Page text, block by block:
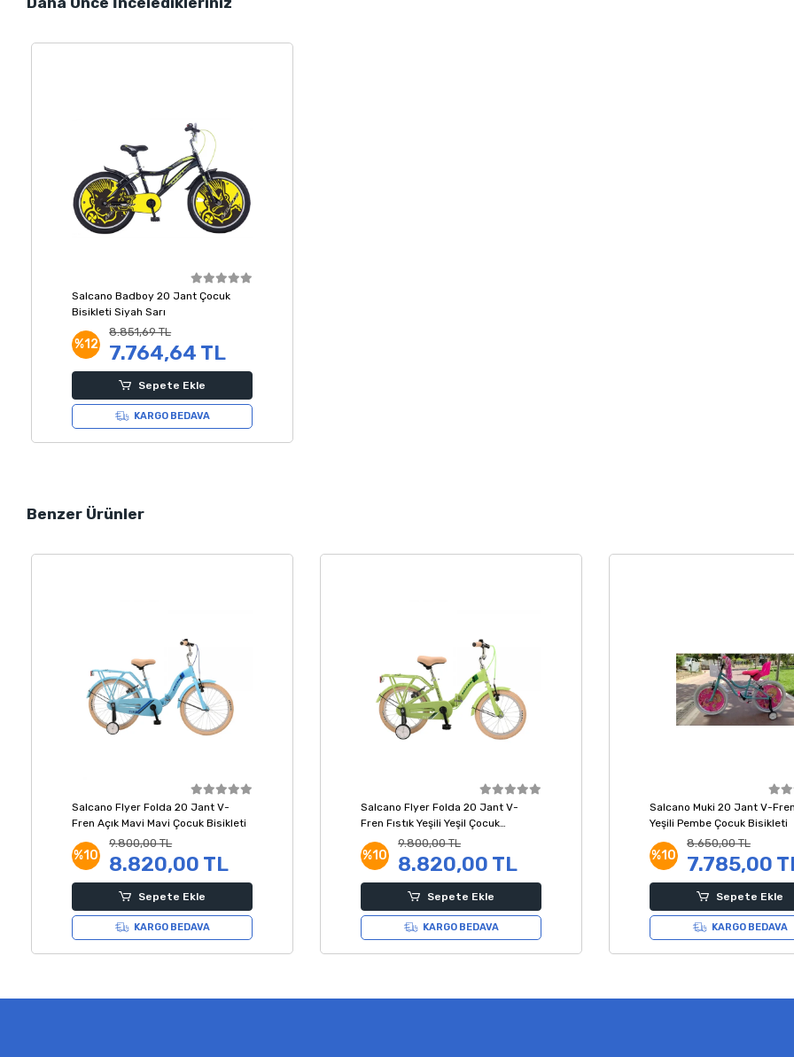
Salcano Badboy 20 Jant Çocuk
Bisikleti Siyah Sarı
%12
8.851,69 TL
7.764,64 TL
Sepete Ekle
KARGO BEDAVA
Benzer Ürünler
Salcano Flyer Folda 20 Jant V-
Fren Açık Mavi Mavi Çocuk Bisikleti
%10
9.800,00 TL
8.820,00 TL
Sepete Ekle
KARGO BEDAVA
Salcano Flyer Folda 20 Jant V-
Fren Fıstık Yeşili Yeşil Çocuk
Bisikleti
%10
9.800,00 TL
8.820,00 TL
Sepete Ekle
KARGO BEDAVA
Salcano Muki 20 Jant V-
Yeşili Pembe Çocuk Bisikleti
%10
8.650,00 TL
7.785,00
Sepete Ekle
KARGO BEDAVA